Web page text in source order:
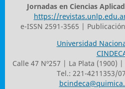
Jornadas en Ciencias
https://
e-ISSN 2591-3565 |
Universidad
Calle 47 Nº257 | La Plata
Tel.: 221-4211353/